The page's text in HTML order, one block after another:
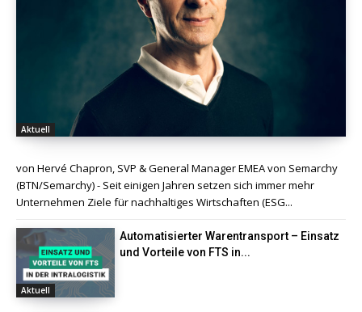
Aktuell
von Hervé Chapron, SVP & General Manager EMEA von Semarchy
(BTN/Semarchy) - Seit einigen Jahren setzen sich immer mehr
Unternehmen Ziele für nachhaltiges Wirtschaften (ESG...
Aktuell
Automatisierter Warentransport – Einsatz
und Vorteile von FTS in...